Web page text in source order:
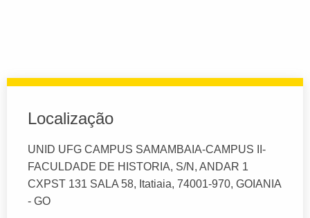
Localização
UNID UFG CAMPUS SAMAMBAIA-CAMPUS II-
FACULDADE DE HISTORIA, S/N, ANDAR 1
CXPST 131 SALA 58, Itatiaia, 74001-970, GOIANIA
- GO